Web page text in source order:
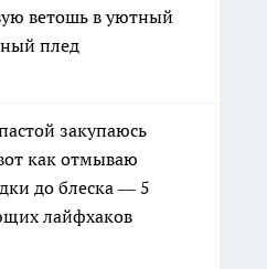
ветошь в уютный
плед
закупаюсь
как отмываю
до блеска — 5
лайфхаков